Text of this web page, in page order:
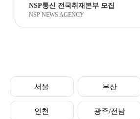
NSP통신 전국취재본부 모집
NSP NEWS AGENCY
서울 부산
인천 광주/전남